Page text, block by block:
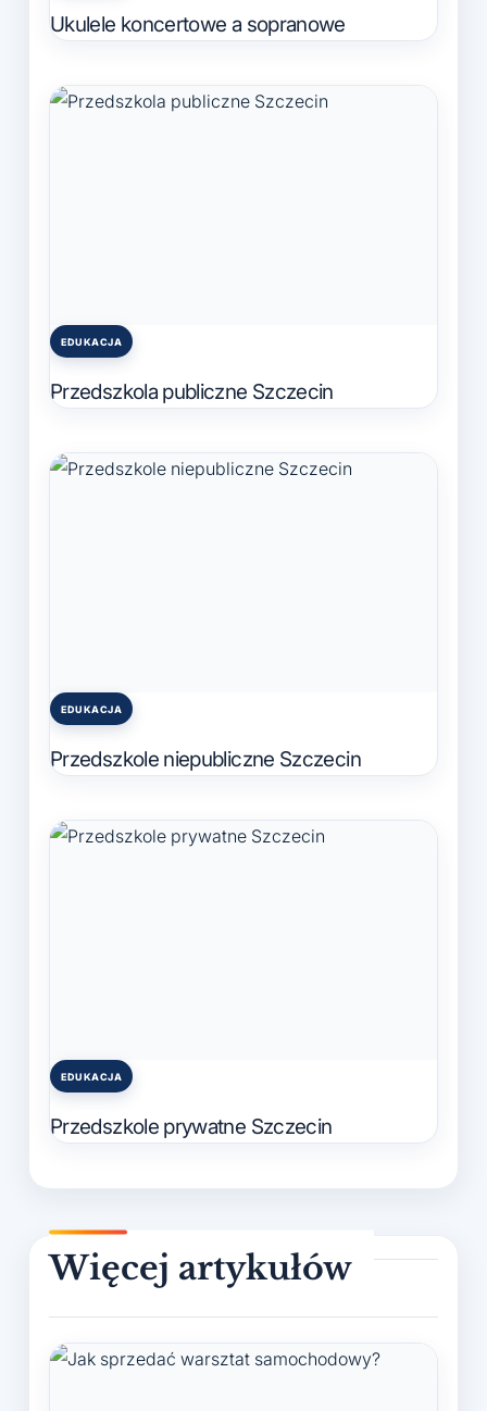
Ukulele koncertowe a sopranowe
Posted
EDUKACJA
Przedszkola publiczne Szczecin
Posted
EDUKACJA
Przedszkole niepubliczne Szczecin
Posted
EDUKACJA
Przedszkole prywatne Szczecin